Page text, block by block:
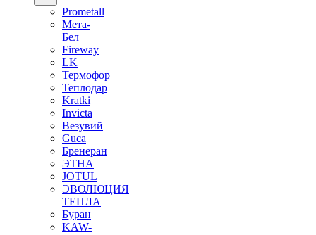
Prometall
Мета-
Бел
Fireway
LK
Термофор
Теплодар
Kratki
Invicta
Везувий
Guca
Бренеран
ЭТНА
JOTUL
ЭВОЛЮЦИЯ
ТЕПЛА
Буран
KAW-